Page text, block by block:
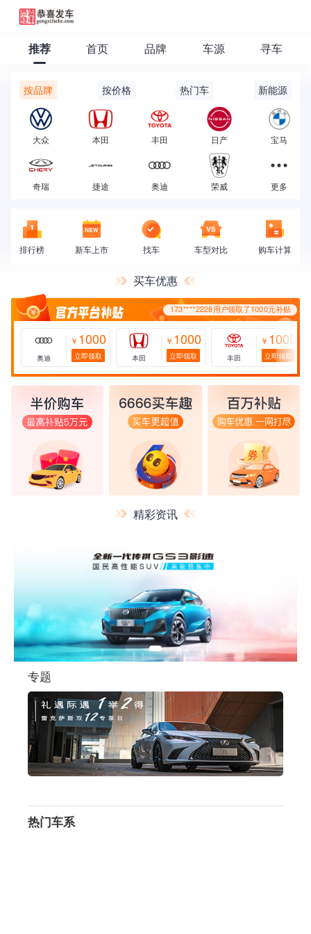
推荐 首页 品牌 车源 寻车
按品牌 按价格 热门车 新能源
大众 本田 丰田 日产 宝马
奇瑞 捷途 奥迪 荣威 更多
排行榜 新车上市 找车 车型对比 购车计算
买车优惠
173****2228用户领取了1000元补贴
173****2228用户领取了1000元补贴
奥迪
￥ 1000
立即领取 本田
￥ 1000
立即领取 丰田
￥ 1000
立即领取
精彩资讯
专题
热门车系